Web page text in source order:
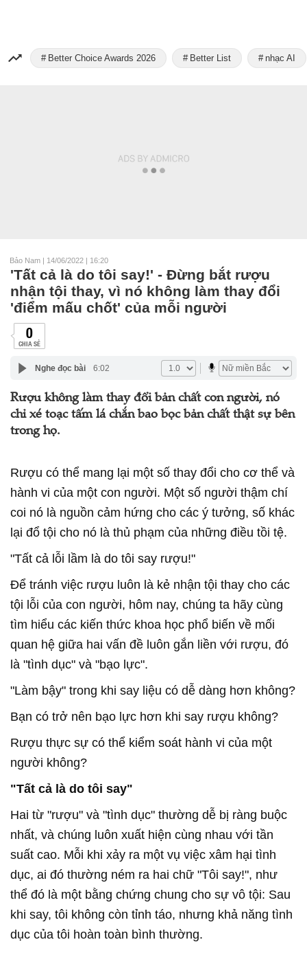
Better Choice Awards 2026 Better List nhạc AI
Bảo Nam | 14/06/2022 | 16:20
'Tất cả là do tôi say!' - Đừng bắt rượu
nhận tội thay, vì nó không làm thay đổi
'điểm mấu chốt' của mỗi người
0
CHIA SẺ
Nghe đọc bài 6:02
Rượu không làm thay đổi bản chất con người, nó
chỉ xé toạc tấm lá chắn bao bọc bản chất thật sự bên
trong họ.
Rượu có thể mang lại một số thay đổi cho cơ thể và
hành vi của một con người. Một số người thậm chí
coi nó là nguồn cảm hứng cho các ý tưởng, số khác
lại đổ tội cho nó là thủ phạm của những điều tồi tệ.
"Tất cả lỗi lầm là do tôi say rượu!"
Để tránh việc rượu luôn là kẻ nhận tội thay cho các
tội lỗi của con người, hôm nay, chúng ta hãy cùng
tìm hiểu các kiến thức khoa học phổ biến về mối
quan hệ giữa hai vấn đề luôn gắn liền với rượu, đó
là "tình dục" và "bạo lực".
"Làm bậy" trong khi say liệu có dễ dàng hơn không?
Bạn có trở nên bạo lực hơn khi say rượu không?
Rượu thực sự có thể kiểm soát hành vi của một
người không?
"Tất cả là do tôi say"
Hai từ "rượu" và "tình dục" thường dễ bị ràng buộc
nhất, và chúng luôn xuất hiện cùng nhau với tần
suất cao. Mỗi khi xảy ra một vụ việc xâm hại tình
dục, ai đó thường ném ra hai chữ "Tôi say!", như
thể đó là một bằng chứng chung cho sự vô tội: Sau
khi say, tôi không còn tỉnh táo, nhưng khả năng tình
dục của tôi hoàn toàn bình thường.